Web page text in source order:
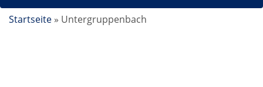
sich
Startseite » Untergruppenbach